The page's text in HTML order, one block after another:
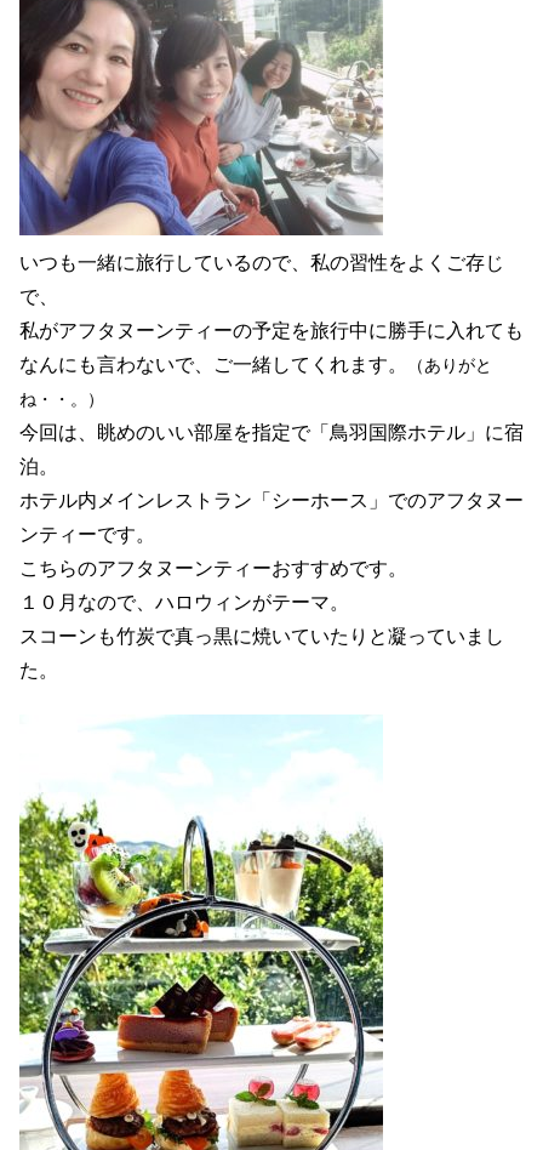
いつも一緒に旅行しているので、私の習性をよくご存じ
で、
私がアフタヌーンティーの予定を旅行中に勝手に入れても
なんにも言わないで、ご一緒してくれます。
（ありがと
ね・・。）
今回は、眺めのいい部屋を指定で「鳥羽国際ホテル」に宿
泊。
ホテル内メインレストラン「シーホース」でのアフタヌー
ンティーです。
こちらのアフタヌーンティーおすすめです。
１０月なので、ハロウィンがテーマ。
スコーンも竹炭で真っ黒に焼いていたりと凝っていまし
た。